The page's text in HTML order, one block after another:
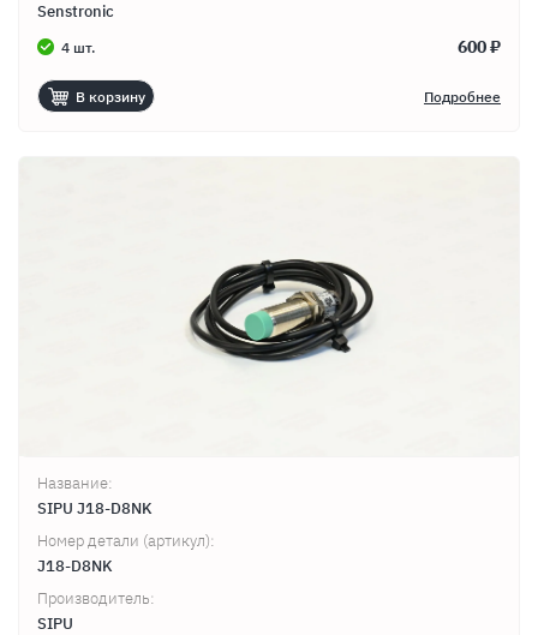
Senstronic
4 шт. 600 ₽
В корзину Подробнее
Название:
SIPU J18-D8NK
Номер детали (артикул):
J18-D8NK
Производитель:
SIPU